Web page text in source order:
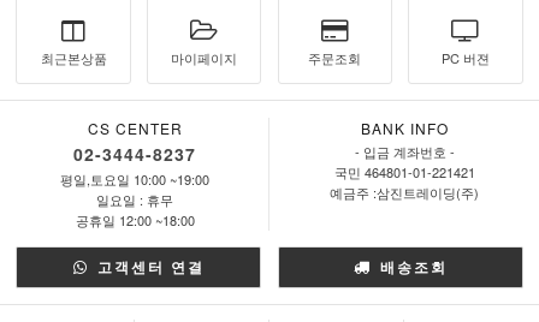
최근본상품 마이페이지 주문조회 PC 버젼
CS CENTER
02-3444-8237
평일,토요일 10:00 ~19:00
일요일 : 휴무
공휴일 12:00 ~18:00
BANK INFO
- 입금 계좌번호 -
국민 464801-01-221421
예금주 :삼진트레이딩(주)
고객센터 연결 배송조회